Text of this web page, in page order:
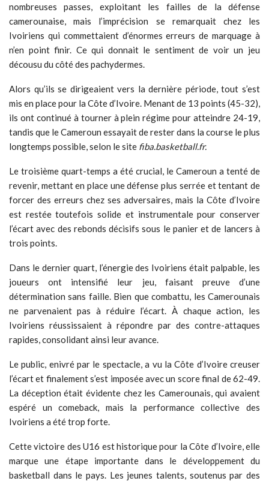
nombreuses passes, exploitant les failles de la défense
camerounaise, mais l’imprécision se remarquait chez les
Ivoiriens qui commettaient d’énormes erreurs de marquage à
n’en point finir. Ce qui donnait le sentiment de voir un jeu
décousu du côté des pachydermes.
Alors qu’ils se dirigeaient vers la dernière période, tout s’est
mis en place pour la Côte d’Ivoire. Menant de 13 points (45-32),
ils ont continué à tourner à plein régime pour atteindre 24-19,
tandis que le Cameroun essayait de rester dans la course le plus
longtemps possible, selon le site fiba.basketball.fr.
Le troisième quart-temps a été crucial, le Cameroun a tenté de
revenir, mettant en place une défense plus serrée et tentant de
forcer des erreurs chez ses adversaires, mais la Côte d’Ivoire
est restée toutefois solide et instrumentale pour conserver
l’écart avec des rebonds décisifs sous le panier et de lancers à
trois points.
Dans le dernier quart, l’énergie des Ivoiriens était palpable, les
joueurs ont intensifié leur jeu, faisant preuve d’une
détermination sans faille. Bien que combattu, les Camerounais
ne parvenaient pas à réduire l’écart. À chaque action, les
Ivoiriens réussissaient à répondre par des contre-attaques
rapides, consolidant ainsi leur avance.
Le public, enivré par le spectacle, a vu la Côte d’Ivoire creuser
l’écart et finalement s’est imposée avec un score final de 62-49.
La déception était évidente chez les Camerounais, qui avaient
espéré un comeback, mais la performance collective des
Ivoiriens a été trop forte.
Cette victoire des U16 est historique pour la Côte d’Ivoire, elle
marque une étape importante dans le développement du
basketball dans le pays. Les jeunes talents, soutenus par des